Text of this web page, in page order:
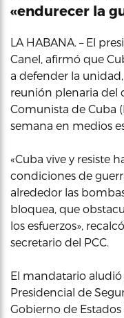
«endurecer la
LA HABANA. – El
Canel, afirmó que
a defender la
reunión plenaria del
Comunista de Cuba
semana en medios
«Cuba vive y resiste
condiciones de
alrededor las
bloquea, que
los esfuerzos»,
secretario del PCC.
El mandatario
Presidencial de
Gobierno de